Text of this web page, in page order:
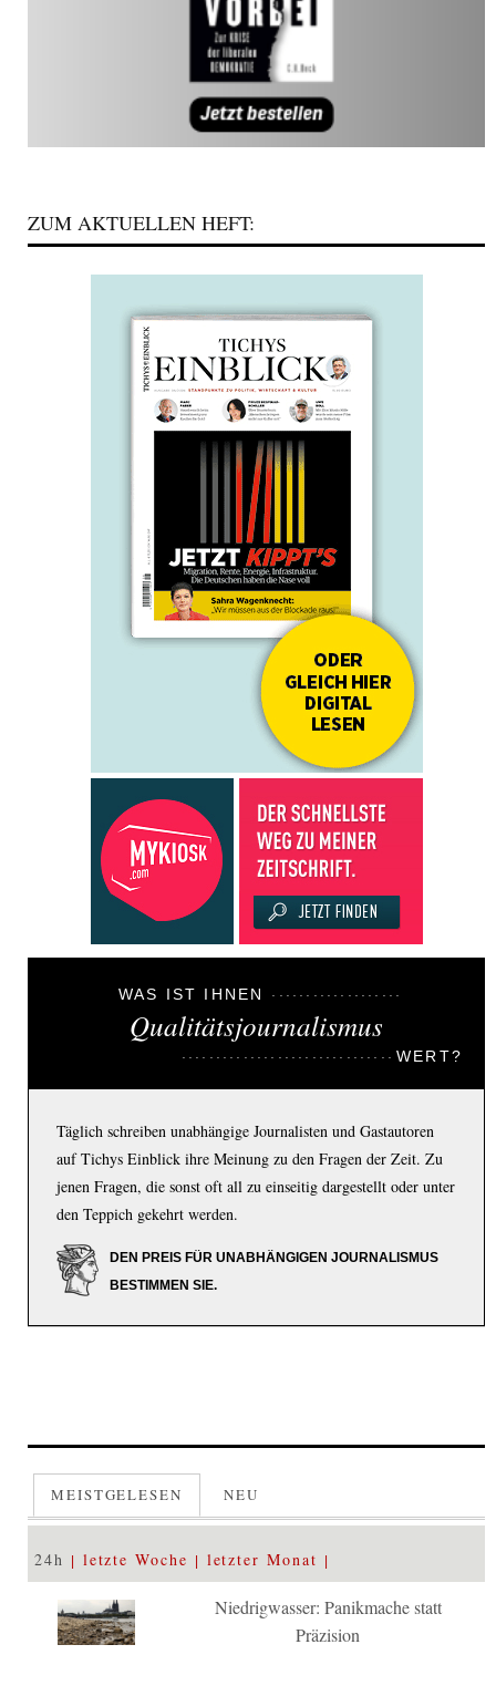
ZUM AKTUELLEN HEFT:
WAS IST IHNEN
Qualitätsjournalismus
WERT?
Täglich schreiben unabhängige Journalisten und Gastautoren
auf Tichys Einblick ihre Meinung zu den Fragen der Zeit. Zu
jenen Fragen, die sonst oft all zu einseitig dargestellt oder unter
den Teppich gekehrt werden.
DEN PREIS FÜR UNABHÄNGIGEN JOURNALISMUS
BESTIMMEN SIE.
MEISTGELESEN NEU
24h letzte Woche letzter Monat
Niedrigwasser: Panikmache statt
Präzision